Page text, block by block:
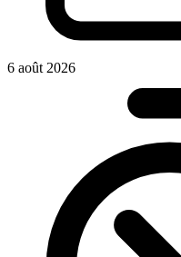
6 août 2026